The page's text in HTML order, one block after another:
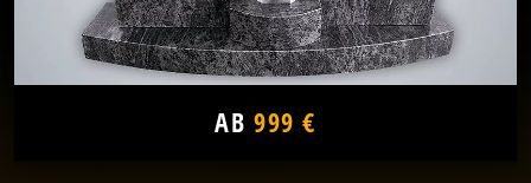
AB 999 €